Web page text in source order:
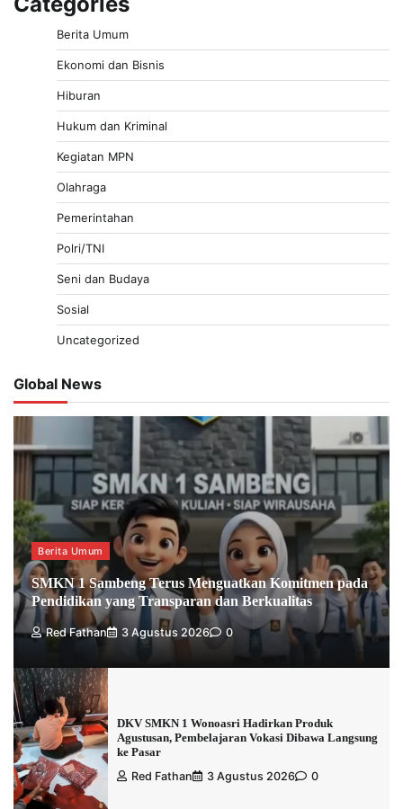
Berita Umum
Ekonomi dan Bisnis
Hiburan
Hukum dan Kriminal
Kegiatan MPN
Olahraga
Pemerintahan
Polri/TNI
Seni dan Budaya
Sosial
Uncategorized
Global News
Berita Umum
SMKN 1 Sambeng Terus Menguatkan Komitmen pada
Pendidikan yang Transparan dan Berkualitas
Red Fathan 3 Agustus 2026 0
DKV SMKN 1 Wonoasri Hadirkan Produk
Agustusan, Pembelajaran Vokasi Dibawa Langsung
ke Pasar
Red Fathan
3 Agustus 2026 0